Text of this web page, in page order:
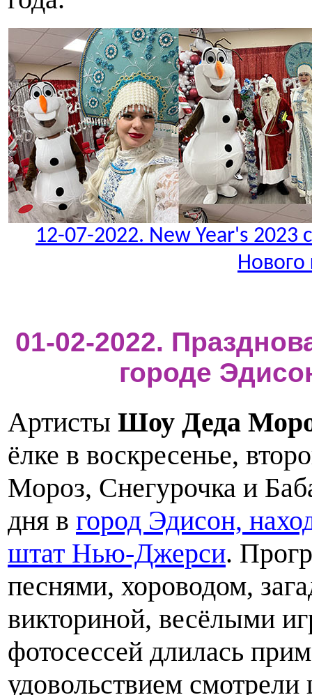
12-07-2022. New Year's
Нового
01-02-2022.
городе
Артисты Шоу Деда
ёлке в воскресенье,
Мороз, Снегурочка и
дня в город Эдисон,
штат Нью-Джерси.
песнями, хороводом,
викториной, весёлыми
фотосессей длилась
удовольствием